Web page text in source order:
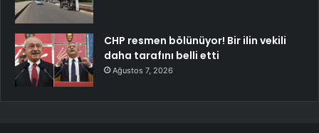
CHP resmen bölünüyor! Bir ilin vekili
daha tarafını belli etti
Ağustos 7, 2026